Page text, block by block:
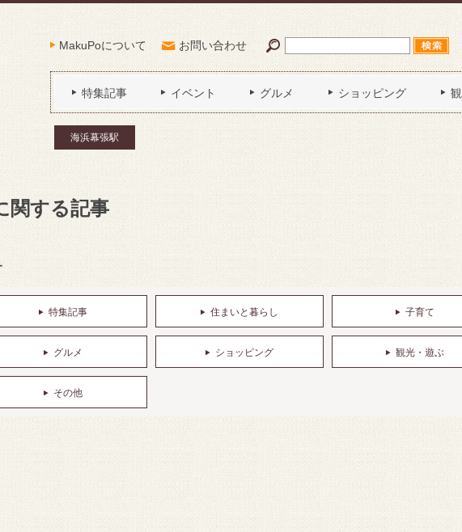
MakuPoについて お問い合わせ
特集記事 イベント グルメ ショッピング
海浜幕張駅
関する記事
特集記事 住まいと暮らし 子育て
グルメ ショッピング 観光・遊ぶ
その他